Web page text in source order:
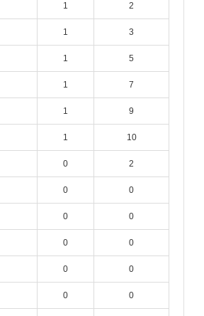
1 2
1 3
1 5
1 7
1 9
1 10
0 2
0 0
0 0
0 0
0 0
0 0